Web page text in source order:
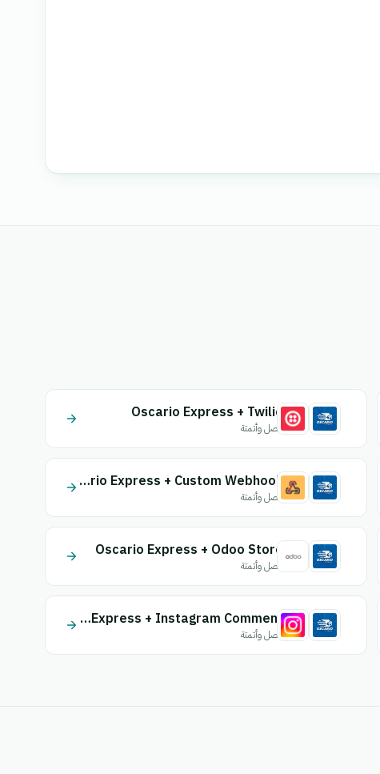
Oscario Express + Twilio
اتصل وأتمتة
Oscario Express + Custom Webhook
اتصل وأتمتة
Oscario Express + Odoo Store
اتصل وأتمتة
Oscario Express + Instagram Comment
اتصل وأتمتة